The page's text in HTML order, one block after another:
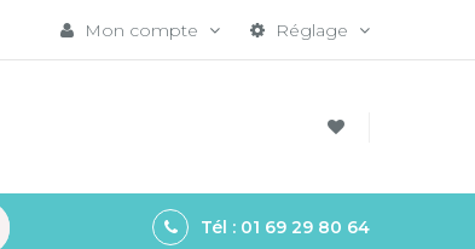
Réglage
Mon compte
Tél : 01 69 29 80 64